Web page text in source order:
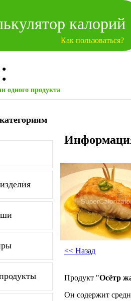
калорий
Как пользоваться?
одного продукта
<< Назад
Продукт "Осётр
Он содержит